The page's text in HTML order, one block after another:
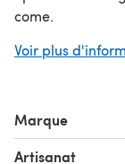
come.
• CO = Cast On
Sts Together to
Together to
Voir plus
Marque
Artisanat